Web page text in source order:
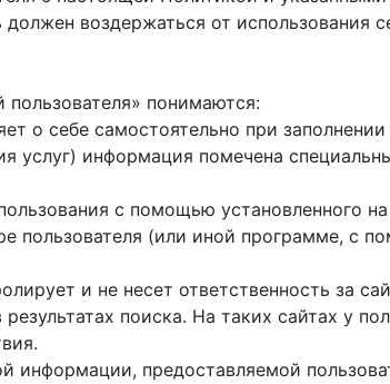
воздержаться от использования
понимаются:
о себе самостоятельно при
услуг) информация помечена
с помощью установленного
пользователя (или иной программе, с
и не несет ответственность за
поиска. На таких сайтах у
информации, предоставляемой